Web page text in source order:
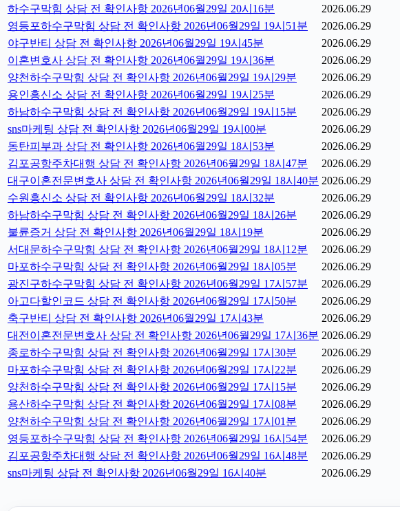
하수구막힘 상담 전 확인사항 2026년06월29일 20시16분
2026.06.29
영등포하수구막힘 상담 전 확인사항 2026년06월29일 19시51분
2026.06.29
야구반티 상담 전 확인사항 2026년06월29일 19시45분
2026.06.29
이혼변호사 상담 전 확인사항 2026년06월29일 19시36분
2026.06.29
양천하수구막힘 상담 전 확인사항 2026년06월29일 19시29분
2026.06.29
용인흥신소 상담 전 확인사항 2026년06월29일 19시25분
2026.06.29
하남하수구막힘 상담 전 확인사항 2026년06월29일 19시15분
2026.06.29
sns마케팅 상담 전 확인사항 2026년06월29일 19시00분
2026.06.29
동탄피부과 상담 전 확인사항 2026년06월29일 18시53분
2026.06.29
김포공항주차대행 상담 전 확인사항 2026년06월29일 18시47분
2026.06.29
대구이혼전문변호사 상담 전 확인사항 2026년06월29일 18시40분 2026.06.29
수원흥신소 상담 전 확인사항 2026년06월29일 18시32분
2026.06.29
하남하수구막힘 상담 전 확인사항 2026년06월29일 18시26분
2026.06.29
불륜증거 상담 전 확인사항 2026년06월29일 18시19분
2026.06.29
서대문하수구막힘 상담 전 확인사항 2026년06월29일 18시12분
2026.06.29
마포하수구막힘 상담 전 확인사항 2026년06월29일 18시05분
2026.06.29
광진구하수구막힘 상담 전 확인사항 2026년06월29일 17시57분
2026.06.29
아고다할인코드 상담 전 확인사항 2026년06월29일 17시50분
2026.06.29
축구반티 상담 전 확인사항 2026년06월29일 17시43분
2026.06.29
대전이혼전문변호사 상담 전 확인사항 2026년06월29일 17시36분 2026.06.29
종로하수구막힘 상담 전 확인사항 2026년06월29일 17시30분
2026.06.29
마포하수구막힘 상담 전 확인사항 2026년06월29일 17시22분
2026.06.29
양천하수구막힘 상담 전 확인사항 2026년06월29일 17시15분
2026.06.29
용산하수구막힘 상담 전 확인사항 2026년06월29일 17시08분
2026.06.29
양천하수구막힘 상담 전 확인사항 2026년06월29일 17시01분
2026.06.29
영등포하수구막힘 상담 전 확인사항 2026년06월29일 16시54분
2026.06.29
김포공항주차대행 상담 전 확인사항 2026년06월29일 16시48분
2026.06.29
sns마케팅 상담 전 확인사항 2026년06월29일 16시40분
2026.06.29